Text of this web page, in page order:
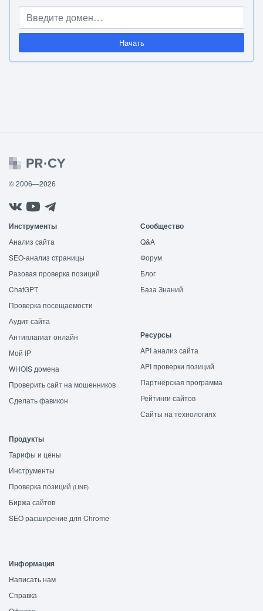
Начать
© 2006—2026
Инструменты
Анализ сайта
SEO-анализ страницы
Разовая проверка позиций
ChatGPT
Проверка посещаемости
Аудит сайта
Антиплагиат онлайн
Мой IP
WHOIS домена
Проверить сайт на мошенников
Сделать фавикон
Сообщество
Q&A
Форум
Блог
База Знаний
Ресурсы
API анализ сайта
API проверки позиций
Партнёрская программа
Рейтинги сайтов
Сайты на технологиях
Продукты
Тарифы и цены
Инструменты
Проверка позиций (LINE)
Биржа сайтов
SEO расширение для Chrome
Информация
Написать нам
Справка